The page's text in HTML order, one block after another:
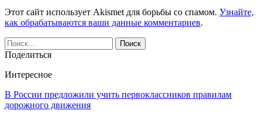
Этот сайт использует Akismet для борьбы со спамом. Узнайте,
как обрабатываются ваши данные комментариев.
Поделиться
Интересное
В России предложили учить первоклассников правилам
дорожного движения